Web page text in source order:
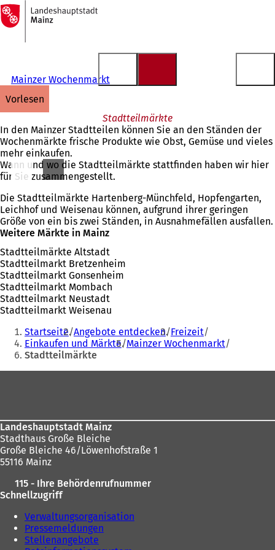
Inhalt anspringen
Zur
Startseite
Mainzer Wochenmarkt
vorlesen
Stadtteilmärkte
In den Mainzer Stadtteilen können Sie an den Ständen der
Wochenmärkte frische Produkte wie Obst, Gemüse und vieles
mehr einkaufen.
Wann und wo die Stadtteilmärkte stattfinden haben wir hier
für Sie zusammengestellt.
Die Stadtteilmärkte Hartenberg-Münchfeld, Hopfengarten,
Leichhof und Weisenau können, aufgrund ihrer geringen
Größe von ein bis zwei Ständen, in Ausnahmefällen ausfallen.
Weitere Märkte in Mainz
Stadtteilmärkte Altstadt
Stadtteilmarkt Bretzenheim
Stadtteilmarkt Gonsenheim
Stadtteilmarkt Mombach
Stadtteilmarkt Neustadt
Stadtteilmarkt Weisenau
Sie
befinden
sich
hier:
Startseite Angebote entdecken Freizeit
Einkaufen und Märkte Mainzer Wochenmarkt
Stadtteilmärkte
Landeshauptstadt Mainz
Stadthaus Große Bleiche
Große Bleiche 46/Löwenhofstraße 1
55116 Mainz
115 - Ihre Behördenrufnummer
Schnellzugriff
Verwaltungsorganisation
Pressemeldungen
Stellenangebote